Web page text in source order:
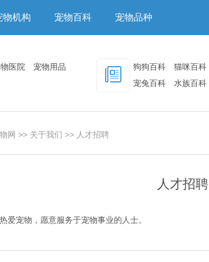
物机构 宠物百科 宠物品种
医院
宠物用品
狗狗百科 猫咪百科
宠兔百科
水族百科
网 >> 关于我们 >> 人才招聘
人才招聘
爱宠物，愿意服务于宠物事业的人士。